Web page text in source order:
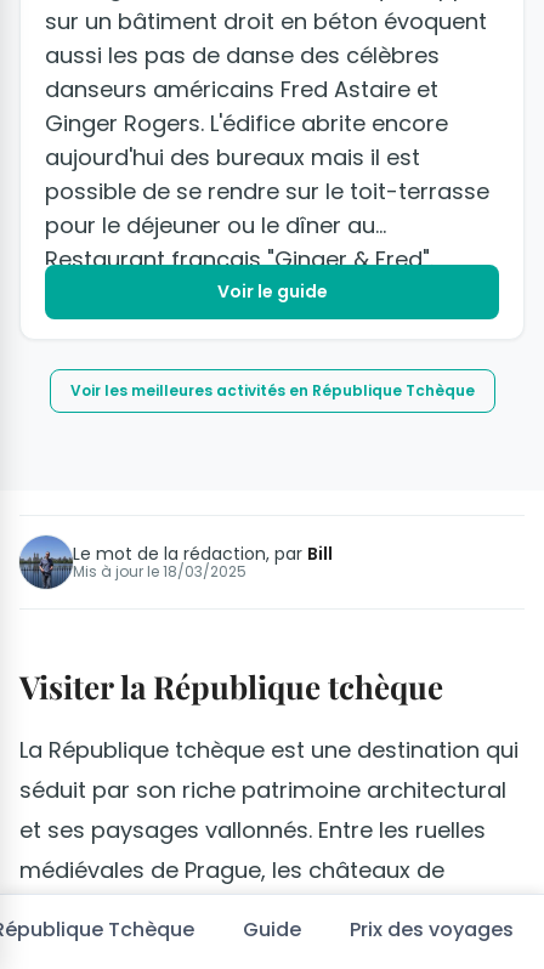
Tchèque Guide Prix des voyages
sur un bâtiment droit en béton évoquent
aussi les pas de danse des célèbres
danseurs américains Fred Astaire et
Ginger Rogers. L'édifice abrite encore
aujourd'hui des bureaux mais il est
possible de se rendre sur le toit-terrasse
pour le déjeuner ou le dîner au
Restaurant français "Ginger & Fred".
Voir le guide
Voir les meilleures activités en République Tchèque
Le mot de la rédaction, par Bill
Mis à jour le18/03/2025
Visiter la République tchèque
La République tchèque est une destination qui
séduit par son riche patrimoine architectural
et ses paysages vallonnés. Entre les ruelles
médiévales de Prague, les châteaux de
offre un voyage varié et dépaysant.